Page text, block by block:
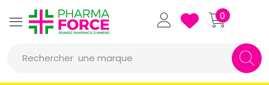
Pharmaforce Grande Pharmacie
0
Rechercher